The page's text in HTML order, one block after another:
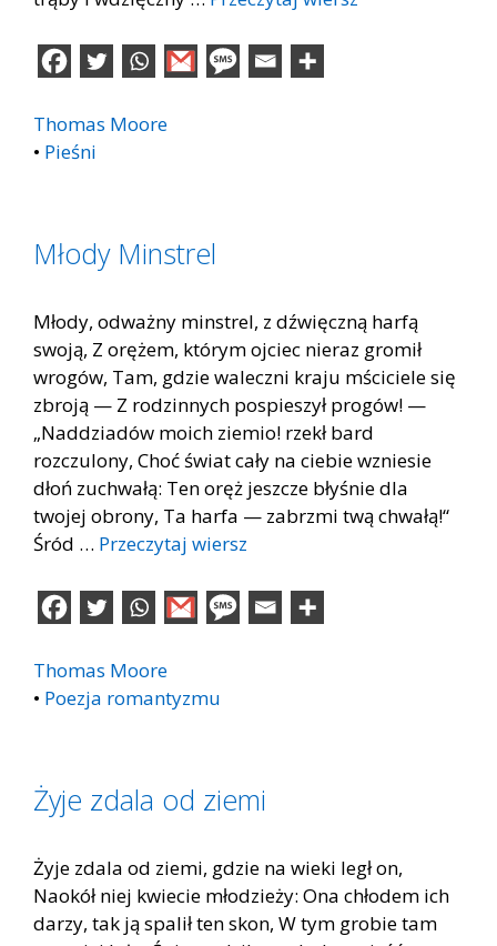
Thomas Moore
• Pieśni
Młody Minstrel
Młody, odważny minstrel, z dźwięczną harfą
swoją, Z orężem, którym ojciec nieraz gromił
wrogów, Tam, gdzie waleczni kraju mściciele się
zbroją — Z rodzinnych pospieszył progów! —
„Naddziadów moich ziemio! rzekł bard
rozczulony, Choć świat cały na ciebie wzniesie
dłoń zuchwałą: Ten oręż jeszcze błyśnie dla
twojej obrony, Ta harfa — zabrzmi twą chwałą!“
Śród … Przeczytaj wiersz
Thomas Moore
• Poezja romantyzmu
Żyje zdala od ziemi
Żyje zdala od ziemi, gdzie na wieki legł on,
Naokół niej kwiecie młodzieży: Ona chłodem ich
darzy, tak ją spalił ten skon, W tym grobie tam